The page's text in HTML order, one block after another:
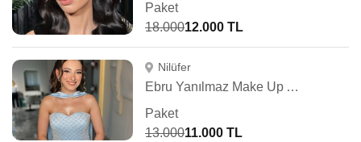
Paket
18.00012.000 TL
Nilüfer
Ebru Yanılmaz Make Up Artist
Paket
13.00011.000 TL